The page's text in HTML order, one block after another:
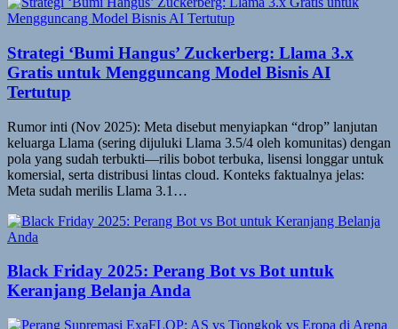
Strategi ‘Bumi Hangus’ Zuckerberg: Llama 3.x
Gratis untuk Mengguncang Model Bisnis AI
Tertutup
Rumor inti (Nov 2025): Meta disebut menyiapkan “drop” lanjutan
keluarga Llama (sering dijuluki Llama 3.5/4 oleh komunitas) dengan
pola yang sudah terbukti—rilis bobot terbuka, lisensi longgar untuk
komersial, serta distribusi lintas cloud. Konteks faktualnya jelas:
Meta sudah merilis Llama 3.1…
Black Friday 2025: Perang Bot vs Bot untuk
Keranjang Belanja Anda